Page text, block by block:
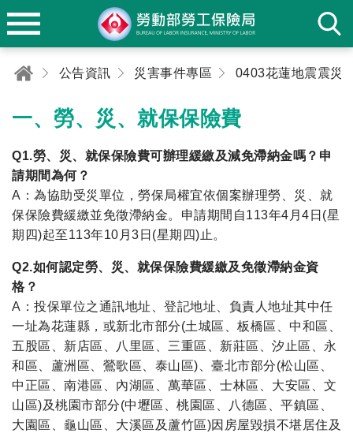
公告資訊 災害事件專區
一、勞、災、就保保險費
Q1.勞、災、就保保險費可辦理緩繳及減免滯納金嗎？申
請期間為何？
A：為協助受災單位，勞保局權宜依個案辦理勞、災、就
保保險費緩繳並免徵滯納金。申請期間自113年4月4日(星
期四)起至113年10月3日(星期四)止。
Q2.如何認定勞、災、就保保險費緩繳及免徵滯納金資
格？
A：投保單位之通訊地址、登記地址、負責人地址其中任
一址為花蓮縣，或新北市部分(土城區、板橋區、中和區、
五股區、新店區、八里區、三重區、新莊區、汐止區、永
和區、蘆洲區、鶯歌區、泰山區)、臺北市部分(松山區、
中正區、南港區、內湖區、萬華區、士林區、大安區、文
山區)及桃園市部分(中壢區、桃園區、八德區、平鎮區、
大園區、龜山區、大溪區及蘆竹區)因房屋毀損不堪居住及